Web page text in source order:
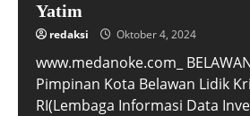
Yatim
redaksi Oktober 4, 2024
www.medanoke.com_
Pimpinan Kota Belawan Lidik
RI(Lembaga Informasi Data